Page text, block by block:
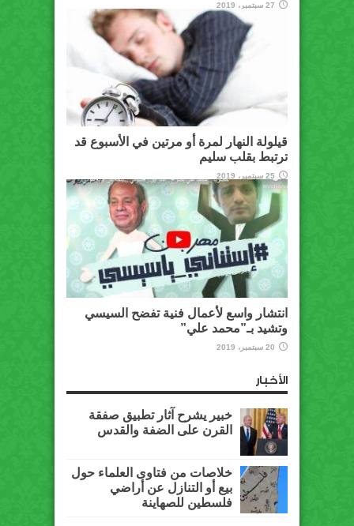
27 سبتمبر، 2019
قيلولة النهار لمرة أو مرتين في الأسبوع قد
ترتبط بقلب سليم
25 سبتمبر، 2019
انتشار واسع لأعمال فنية تفضح السيسي
وتشيد بـ”محمد علي”
20 سبتمبر، 2019
الأخبار
خبير يشرح آثار تطبيق صفقة
القرن على الضفة والقدس
خلاصات من فتاوى العلماء حول
بيع أو التنازل عن أراضي
فلسطين للصهاينة